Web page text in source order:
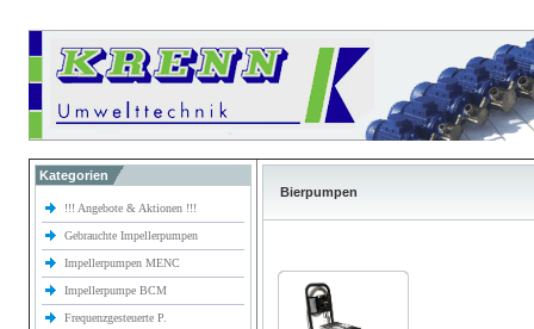
Kategorien
!!! Angebote & Aktionen !!!
Gebrauchte Impellerpumpen
Impellerpumpen MENC
Impellerpumpe BCM
Frequenzgesteuerte P.
Bierpumpen